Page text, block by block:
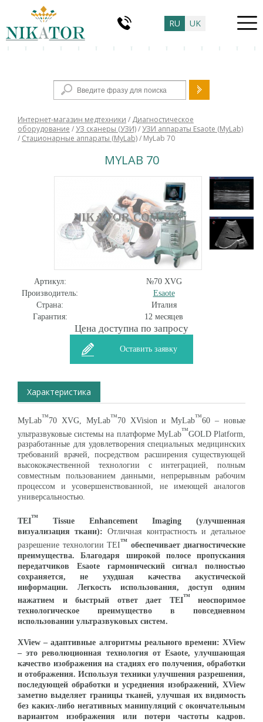
RU UK
Форма поиска
Интернет-магазин медтехники / Диагностическое
оборудование /УЗ сканеры (УЗИ)/УЗИ аппараты Esaote (MyLab)
/ Стационарные аппараты (MyLab)/ MyLab 70
MYLAB 70
Артикул:
№70 XVG
Производитель:
Esaote
Страна:
Италия
Гарантия:
12 месяцев
Цена доступна по запросу
Оставить заявку
Характеристика
MyLab™70 XVG, MyLab™70 XVision и MyLab™60 – новые
ультразвуковые системы на платформе MyLab™GOLD Platform,
разработанные для удовлетворения специальных медицинских
требований врачей, посредством расширения существующей
высококачественной технологии с интеграцией, полным
совместным пользованием данными, непрерывным рабочим
процессом и усовершенствованной, не имеющей аналогов
универсальностью.
TEI™ TissueEnhancementImaging (улучшенная
визуализация ткани): Отличная контрастность и детальное
разрешение технологии TEI™ обеспечивает диагностические
преимущества. Благодаря широкой полосе пропускания
передатчиков Esaote гармонический сигнал полностью
сохраняется, не ухудшая качества акустической
информации. Легкость использования, доступ одним
нажатием и быстрый ответ дает TEI™ неоспоримое
технологическое преимущество в повседневном
использовании ультразвуковых систем.
XView – адаптивные алгоритмы реального времени: XView
– это революционная технология от Esaote, улучшающая
качество изображения на стадиях его получения, обработки
и отображения. Используя техники улучшения разрешения,
последующей обработки и усреднения изображений, XView
заметно выделяет границы тканей, улучшая их видимость
без каких-либо негативных манипуляций с окончательным
вариантом изображения или потери частоты кадров.